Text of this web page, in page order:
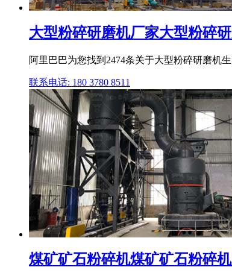
大型粉碎研磨机厂家大型粉碎
阿里巴巴为您找到2474条关于大型粉碎研磨机
联系电话: 180 3780 8511
煤矿矿石粉碎机煤矿矿石粉碎